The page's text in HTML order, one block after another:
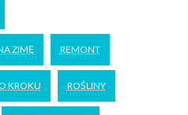
ZIMĘ REMONT
KROKU ROŚLINY